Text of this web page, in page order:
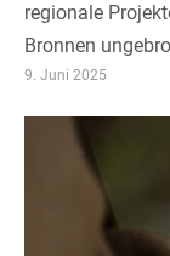
regionale
Bronnen
9. Juni 2025